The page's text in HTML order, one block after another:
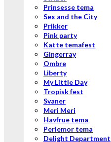
Prinsesse tema
Sex and the City
Prikker
Pink party
Katte temafest
Gingerray
Ombre
Liberty
My Little Day
Tropisk fest
Svaner
Meri Meri
Havfrue tema
Perlemor tema
Delight Department